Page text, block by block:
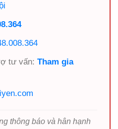
tư vấn: Tham gia
thông báo và hân hạnh